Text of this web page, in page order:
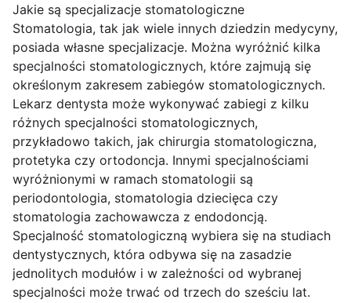
Jakie są specjalizacje stomatologiczne
Stomatologia, tak jak wiele innych dziedzin medycyny,
posiada własne specjalizacje. Można wyróżnić kilka
specjalności stomatologicznych, które zajmują się
określonym zakresem zabiegów stomatologicznych.
Lekarz dentysta może wykonywać zabiegi z kilku
różnych specjalności stomatologicznych,
przykładowo takich, jak chirurgia stomatologiczna,
protetyka czy ortodoncja. Innymi specjalnościami
wyróżnionymi w ramach stomatologii są
periodontologia, stomatologia dziecięca czy
stomatologia zachowawcza z endodoncją.
Specjalność stomatologiczną wybiera się na studiach
dentystycznych, która odbywa się na zasadzie
jednolitych modułów i w zależności od wybranej
specjalności może trwać od trzech do sześciu lat.